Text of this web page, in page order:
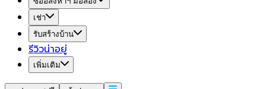
เช่า
รับสร้างบ้าน
รีวิวน่าอยู่
เพิ่มเติม